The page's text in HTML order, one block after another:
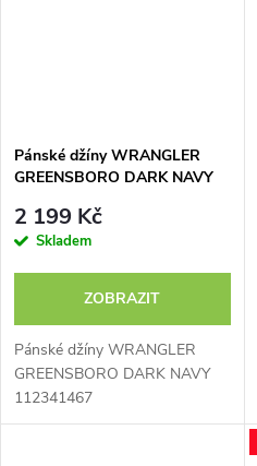
Pánské džíny WRANGLER
GREENSBORO DARK NAVY
2 199 Kč
Skladem
ZOBRAZIT
Pánské džíny WRANGLER
GREENSBORO DARK NAVY
112341467